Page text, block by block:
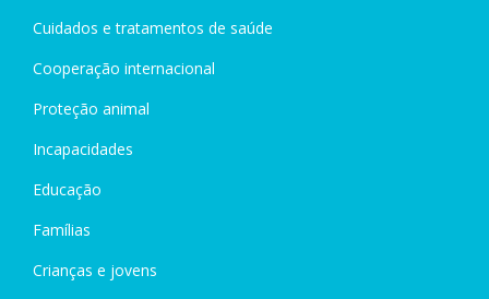
Cuidados e tratamentos de saúde
Cooperação internacional
Proteção animal
Incapacidades
Educação
Famílias
Crianças e jovens